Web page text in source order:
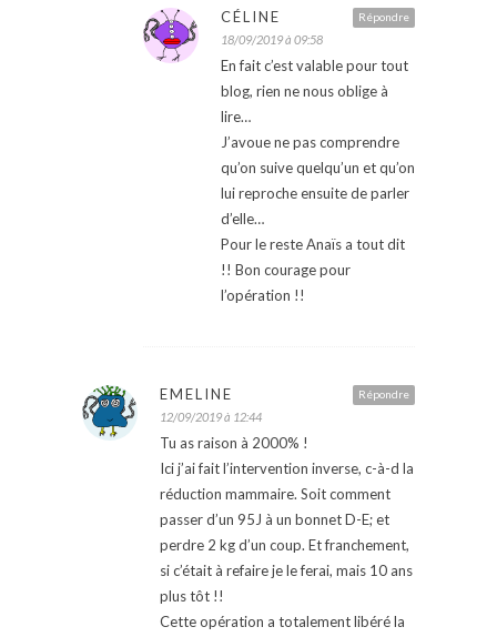
Répondre
CÉLINE
18/09/2019 à 09:58
En fait c’est valable pour tout
blog, rien ne nous oblige à
lire…
J’avoue ne pas comprendre
qu’on suive quelqu’un et qu’on
lui reproche ensuite de parler
d’elle…
Pour le reste Anaïs a tout dit
!! Bon courage pour
l’opération !!
Répondre
EMELINE
12/09/2019 à 12:44
Tu as raison à 2000% !
Ici j’ai fait l’intervention inverse, c-à-d la
réduction mammaire. Soit comment
passer d’un 95J à un bonnet D-E; et
perdre 2 kg d’un coup. Et franchement,
si c’était à refaire je le ferai, mais 10 ans
plus tôt !!
Cette opération a totalement libéré la